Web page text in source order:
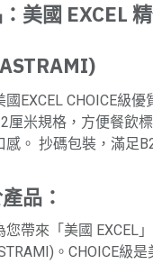
美國 EXCEL
國EXCEL CHOICE級
厘米規格，方便餐飲
感。 抄碼包裝，滿足
品：
您帶來「美國 EXCEL
。CHOICE級